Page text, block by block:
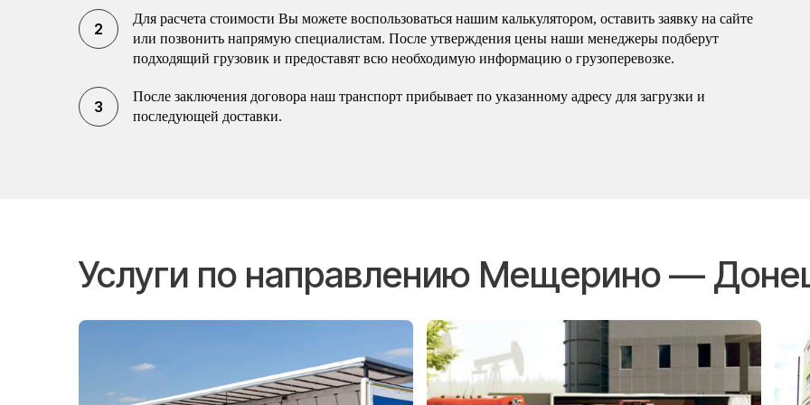
Для расчета стоимости Вы можете воспользоваться нашим калькулятором, оставить заявку на сайте
или позвонить напрямую специалистам. После утверждения цены наши менеджеры подберут
подходящий грузовик и предоставят всю необходимую информацию о грузоперевозке.
После заключения договора наш транспорт прибывает по указанному адресу для загрузки и
последующей доставки.
Услуги по направлению Мещерино —